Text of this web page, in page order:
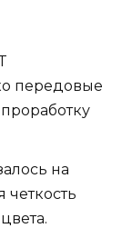
передовые
на